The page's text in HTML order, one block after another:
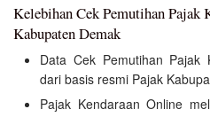
Kelebihan Cek Pemutihan
Kabupaten Demak
Data Cek Pemutihan Pajak
dari basis resmi Pajak
Pajak Kendaraan Online